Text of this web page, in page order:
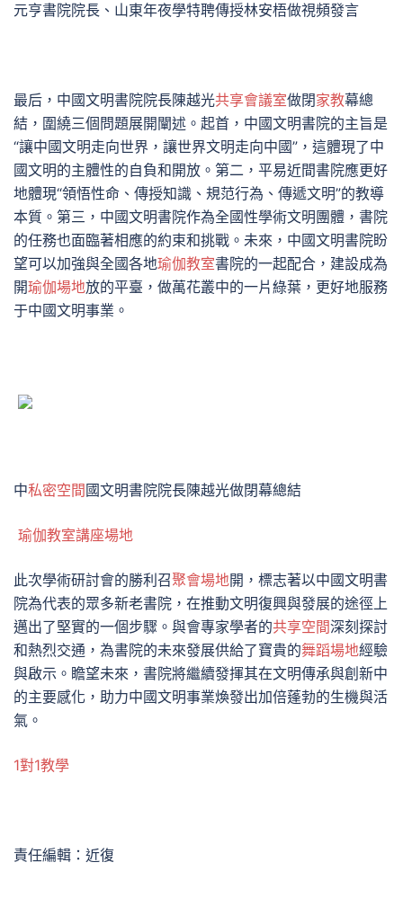
元亨書院院長、山東年夜學特聘傳授林安梧做視頻發言
最后，中國文明書院院長陳越光共享會議室做閉家教幕總
結，圍繞三個問題展開闡述。起首，中國文明書院的主旨是
“讓中國文明走向世界，讓世界文明走向中國”，這體現了中
國文明的主體性的自負和開放。第二，平易近間書院應更好
地體現“領悟性命、傳授知識、規范行為、傳遞文明”的教導
本質。第三，中國文明書院作為全國性學術文明團體，書院
的任務也面臨著相應的約束和挑戰。未來，中國文明書院盼
望可以加強與全國各地瑜伽教室書院的一起配合，建設成為
開瑜伽場地放的平臺，做萬花叢中的一片綠葉，更好地服務
于中國文明事業。
中私密空間 國文明書院院長陳越光做閉幕總結
瑜伽教室講座場地
此次學術研討會的勝利召聚會場地開，標志著以中國文明書
院為代表的眾多新老書院，在推動文明復興與發展的途徑上
邁出了堅實的一個步驟。與會專家學者的共享空間深刻探討
和熱烈交通，為書院的未來發展供給了寶貴的舞蹈場地經驗
與啟示。瞻望未來，書院將繼續發揮其在文明傳承與創新中
的主要感化，助力中國文明事業煥發出加倍蓬勃的生機與活
氣。
1對1教學
責任編輯：近復